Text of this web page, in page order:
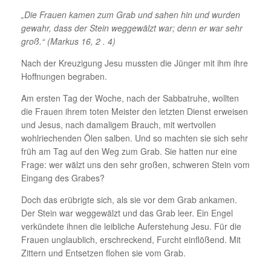
„Die Frauen kamen zum Grab und sahen hin und wurden
gewahr, dass der Stein weggewälzt war; denn er war sehr
groß.“ (Markus 16, 2 . 4)
Nach der Kreuzigung Jesu mussten die Jünger mit ihm ihre
Hoffnungen begraben.
Am ersten Tag der Woche, nach der Sabbatruhe, wollten
die Frauen ihrem toten Meister den letzten Dienst erweisen
und Jesus, nach damaligem Brauch, mit wertvollen
wohlriechenden Ölen salben. Und so machten sie sich sehr
früh am Tag auf den Weg zum Grab. Sie hatten nur eine
Frage: wer wälzt uns den sehr großen, schweren Stein vom
Eingang des Grabes?
Doch das erübrigte sich, als sie vor dem Grab ankamen.
Der Stein war weggewälzt und das Grab leer. Ein Engel
verkündete ihnen die leibliche Auferstehung Jesu. Für die
Frauen unglaublich, erschreckend, Furcht einflößend. Mit
Zittern und Entsetzen flohen sie vom Grab.